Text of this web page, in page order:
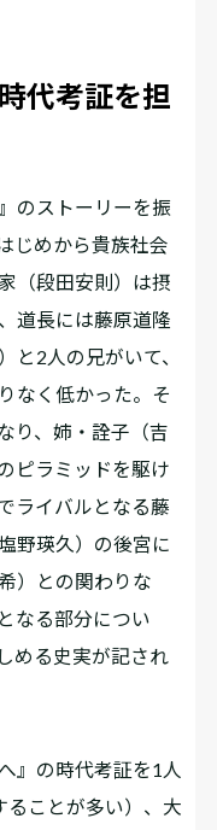
代考証を担
のストーリーを振
じめから貴族社会
（段田安則）は摂
道長には藤原道隆
と2人の兄がいて、
なく低かった。そ
り、姉・詮子（吉
ピラミッドを駆け
ライバルとなる藤
野瑛久）の後宮に
）との関わりな
なる部分につい
める史実が記され
』の時代考証を1人
ることが多い）、大